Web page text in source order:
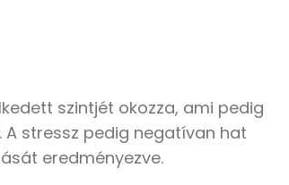
szintjét okozza, ami pedig
stressz pedig negatívan hat
eredményezve.